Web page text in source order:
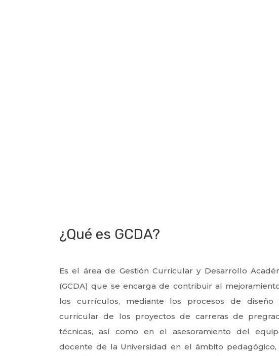
¿Qué es GCDA?
Es el área de Gestión Curricular y Desarrollo
(GCDA) que se encarga de contribuir al
los currículos, mediante los procesos de diseño
curricular de los proyectos de carreras de
técnicas, así como en el asesoramiento del
docente de la Universidad en el ámbito